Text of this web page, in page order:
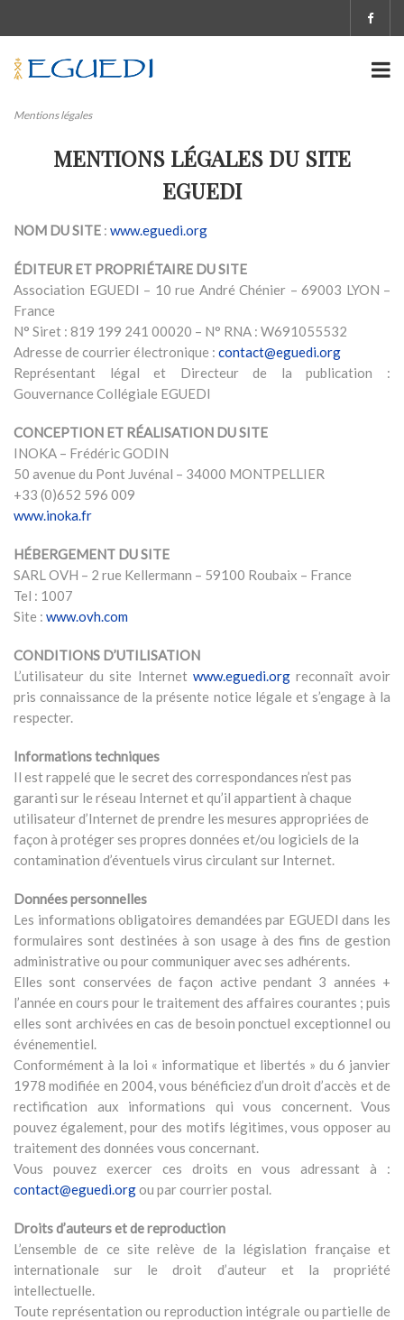
Mentions légales
MENTIONS LÉGALES DU SITE
EGUEDI
NOM DU SITE : www.eguedi.org
ÉDITEUR ET PROPRIÉTAIRE DU SITE
Association EGUEDI – 10 rue André Chénier – 69003 LYON –
France
N° Siret : 819 199 241 00020 – N° RNA : W691055532
Adresse de courrier électronique : contact@eguedi.org
Représentant légal et Directeur de la publication :
Gouvernance Collégiale EGUEDI
CONCEPTION ET RÉALISATION DU SITE
INOKA – Frédéric GODIN
50 avenue du Pont Juvénal – 34000 MONTPELLIER
+33 (0)652 596 009
www.inoka.fr
HÉBERGEMENT DU SITE
SARL OVH – 2 rue Kellermann – 59100 Roubaix – France
Tel : 1007
Site : www.ovh.com
CONDITIONS D’UTILISATION
L’utilisateur du site Internet www.eguedi.orgreconnaît avoir
pris connaissance de la présente notice légale et s’engage à la
respecter.
Informations techniques
Il est rappelé que le secret des correspondances n’est pas
garanti sur le réseau Internet et qu’il appartient à chaque
utilisateur d’Internet de prendre les mesures appropriées de
façon à protéger ses propres données et/ou logiciels de la
contamination d’éventuels virus circulant sur Internet.
Données personnelles
Les informations obligatoires demandées par EGUEDI dans les
formulaires sont destinées à son usage à des fins de gestion
administrative ou pour communiquer avec ses adhérents.
Elles sont conservées de façon active pendant 3 années +
l’année en cours pour le traitement des affaires courantes ; puis
elles sont archivées en cas de besoin ponctuel exceptionnel ou
événementiel.
Conformément à la loi « informatique et libertés » du 6 janvier
1978 modifiée en 2004, vous bénéficiez d’un droit d’accès et de
rectification aux informations qui vous concernent. Vous
pouvez également, pour des motifs légitimes, vous opposer au
traitement des données vous concernant.
Vous pouvez exercer ces droits en vous adressant à :
contact@eguedi.orgou par courrier postal.
Droits d’auteurs et de reproduction
L’ensemble de ce site relève de la législation française et
internationale sur le droit d’auteur et la propriété
intellectuelle.
Toute représentation ou reproduction intégrale ou partielle de